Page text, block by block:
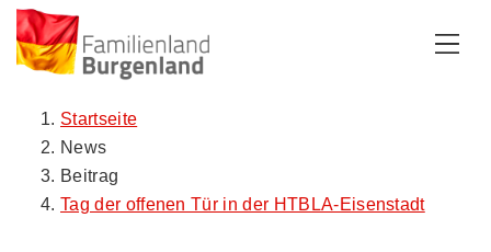
Startseite
News
Beitrag
Tag der offenen Tür in der HTBLA-Eisenstadt